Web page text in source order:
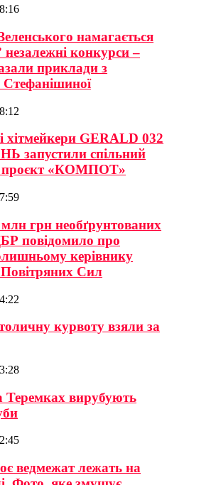
намагається
незалежні конкурси –
приклади з
Стефанішиної
хітмейкери GERALD 032
запустили спільний
проєкт «КОМПОТ»
грн необґрунтованих
повідомило про
керівнику
Повітряних Сил
курвоту взяли за
Теремках вирубують
ведмежат лежать на